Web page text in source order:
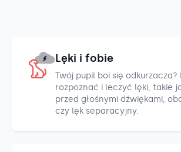
Lęki i fobie
Twój pupil boi się odkurzacza?
rozpoznać i leczyć lęki, takie
przed głośnymi dźwiękami,
czy lęk separacyjny.